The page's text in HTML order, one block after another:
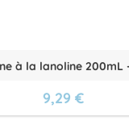
à la lanoline 200mL
9,29 €